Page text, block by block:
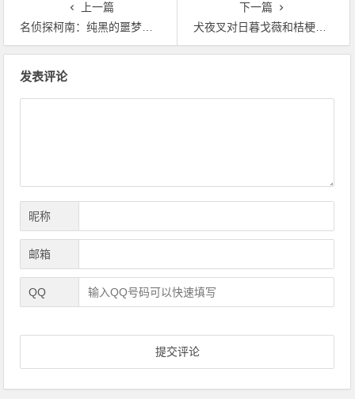
上一篇
名侦探柯南：纯黑的噩梦感想！
下一篇
犬夜叉对日暮戈薇和桔梗的感情都不一样
发表评论
昵称
邮箱
QQ